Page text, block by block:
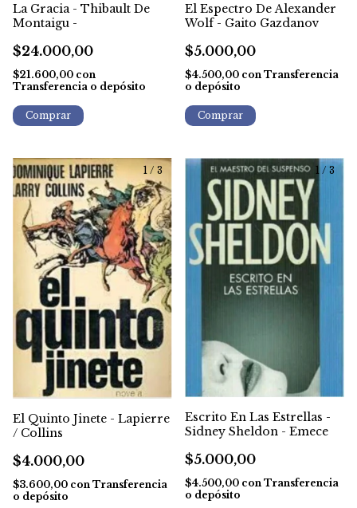
La Gracia - Thibault De
Montaigu -
$24.000,00
$21.600,00 con
Transferencia o depósito
El Espectro De Alexander
Wolf - Gaito Gazdanov
$5.000,00
$4.500,00 con Transferencia
o depósito
1 / 3
El Quinto Jinete - Lapierre
/ Collins
$4.000,00
$3.600,00 con Transferencia
o depósito
1 / 3
Escrito En Las Estrellas -
Sidney Sheldon - Emece
$5.000,00
$4.500,00 con Transferencia
o depósito